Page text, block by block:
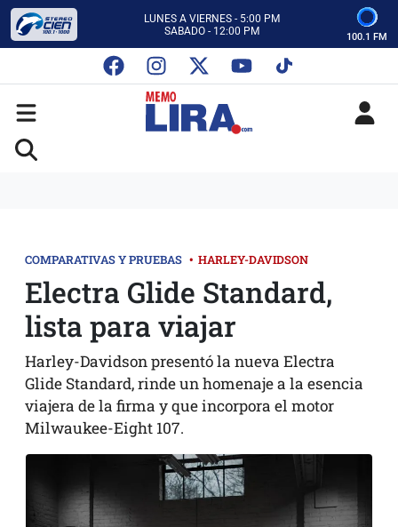
LUNES A VIERNES - 5:00 PM
SABADO - 12:00 PM
CON MEMO LIRA Y SU EQUIPO
LUNES A VIERNES - 5:00 PM
SABADO - 12:00 PM
100.1 FM
COMPARATIVAS Y PRUEBAS • HARLEY-DAVIDSON
Electra Glide Standard,
lista para viajar
Harley-Davidson presentó la nueva Electra
Glide Standard, rinde un homenaje a la esencia
viajera de la firma y que incorpora el motor
Milwaukee-Eight 107.